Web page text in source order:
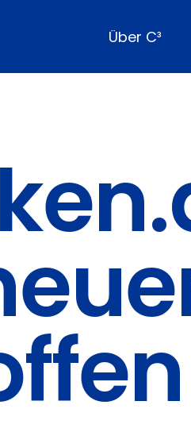
Über C³